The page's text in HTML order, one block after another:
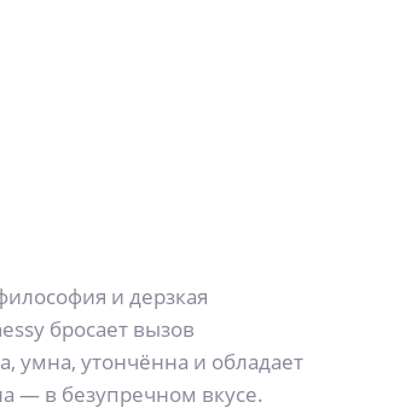
и дерзкая
бросает вызов
умна, утончённа и обладает
— в безупречном вкусе.